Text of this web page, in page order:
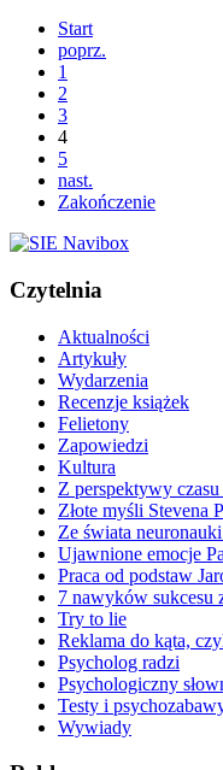
Start
poprz.
1
2
3
4
5
nast.
Zakończenie
Czytelnia
Aktualności
Artykuły
Wydarzenia
Recenzje książek
Felietony
Zapowiedzi
Kultura
Z perspektywy
Złote myśli Stevena
Ze świata
Ujawnione emocje
Praca od podstaw
7 nawyków sukcesu
Try to lie
Reklama do kąta,
Psycholog radzi
Psychologiczny
Testy i
Wywiady